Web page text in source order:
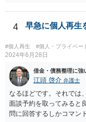
はないかと心配される
５年間は返済を継続する
きい場合，借金が減らな
借金の理由が問われ，場
ている財産（２０万円以
きない。 【③の回答】
士費用は分割で支払うこ
て支払いのスケジュール
る必要はなくなるため，
ます。 一度ご相談いただ
4 早急に個人再生
#個人再生 #個人・プライベー
2024年6月28日
借金・債務整理に強
江頭 啓介 弁護士
なるほどです。それでは
面談予約を取ってみると
問に回答するしかコマン